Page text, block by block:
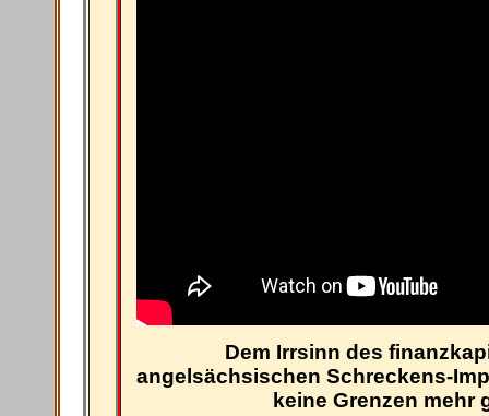
Dem Irrsinn des
angelsächsischen Schreckens-
keine Grenzen mehr